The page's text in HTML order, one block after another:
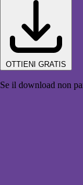
OTTIENI GRATIS
Se il download non